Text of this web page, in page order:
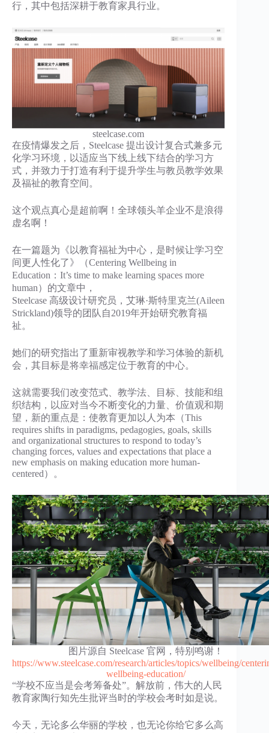
行，其中包括深耕于教育家具行业。
steelcase.com
在疫情爆发之后，Steelcase 提出设计复合式兼多元
化学习环境，以适应当下线上线下结合的学习方
式，并致力于打造有利于提升学生与教员教学效果
及福祉的教育空间。
这个观点真心是超前啊！全球领头羊企业不是浪得
虚名啊！
在一篇题为《以教育福祉为中心，是时候让学习空
间更⼈性化了》（Centering Wellbeing in
Education：It’s time to make learning spaces more
human）的文章中，
Steelcase ⾼级设计研究员，艾琳·斯特里克兰(Aileen
Strickland)领导的团队自2019年开始研究教育福
祉。
她们的研究指出了重新审视教学和学习体验的新机
会，其⽬标是将幸福感定位于教育的中⼼。
这就需要我们改变范式、教学法、⽬标、技能和组
织结构，以应对当今不断变化的力量、价值观和期
望，新的重点是：使教育更加以⼈为本（This
requires shifts in paradigms, pedagogies, goals, skills
and organizational structures to respond to today’s
changing forces, values and expectations that place a
new emphasis on making education more human-
centered）。
图片源自 Steelcase 官网，特别鸣谢！
https://www.steelcase.com/research/articles/topics/wellbeing/
wellbeing-education/
“学校不应当是会考筹备处”。解放前，伟大的人民
教育家陶行知先生批评当时的学校会考时如是说。
今天，无论多么华丽的学校，也无论你给它多么高